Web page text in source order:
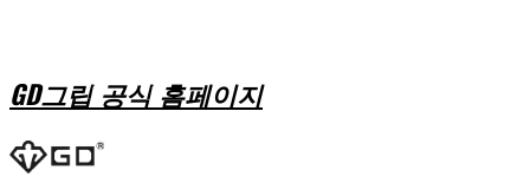
GD그립 공식 홈페이지